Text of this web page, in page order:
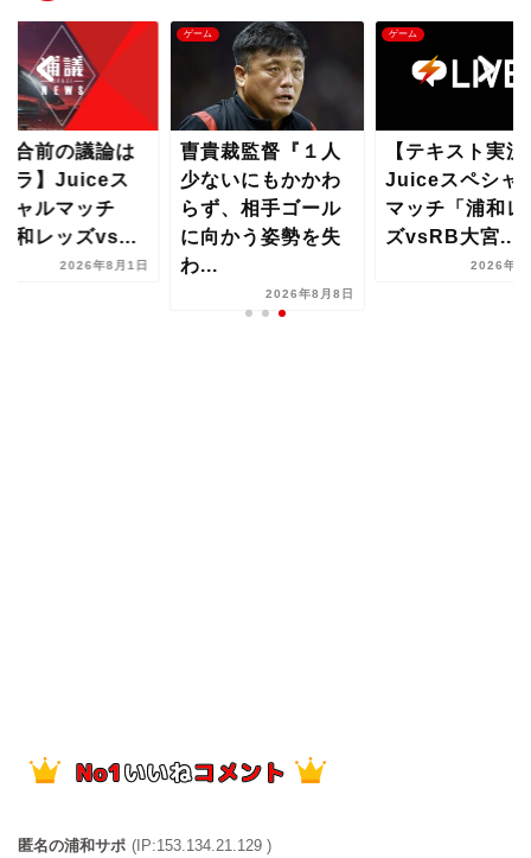
合前の議論は
ラ】Juiceス
ャルマッチ
和レッズvs...
2026年8月1日
ゲーム
曺貴裁監督『１人
少ないにもかかわ
らず、相手ゴール
に向かう姿勢を失
わ...
2026年8月8日
ゲーム
【テキスト実況
Juiceスペシャ
マッチ「浦和レ
ズvsRB大宮...
2026年8
匿名の浦和サポ (IP:153.134.21.129 )